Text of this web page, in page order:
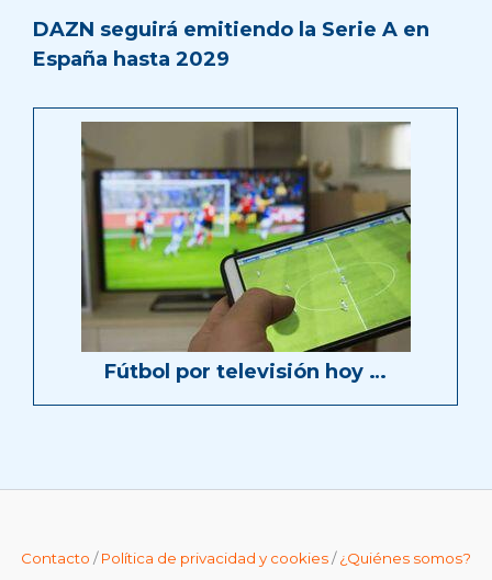
DAZN seguirá emitiendo la Serie A en
España hasta 2029
Fútbol por televisión hoy …
Contacto /Política de privacidad y cookies/¿Quiénes somos?